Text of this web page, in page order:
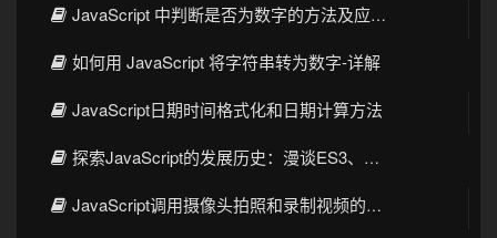
JavaScript 中判断是否为数字的方法及应用示例
如何用 JavaScript 将字符串转为数字-详解
JavaScript日期时间格式化和日期计算方法
探索JavaScript的发展历史：漫谈ES3、ES5、ES6的特性及演变
JavaScript调用摄像头拍照和录制视频的完整示例